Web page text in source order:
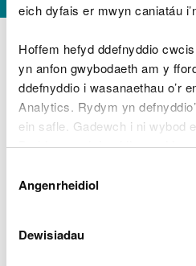
eich dyfais er mwyn caniatáu
Hoffem hefyd ddefnyddio
yn anfon gwybodaeth am y
ddefnyddio i wasanaethau o’r
Analytics. Rydym yn
ein safle. Gadewch i ni wybod
Byddwn yn defnyddio cwci i
Gellirdarllen mwy am ein cwcis
Caniatâd
Angenrheidiol
Dewisiadau
Mae’r adroddiadau
yn Saesneg yn unig.
Arolwg o'rCrepidula
Conwy - Awst 2013
Monitro'rGrateloupia
Adolygiad o fonitro
Dosbarthiad a'r